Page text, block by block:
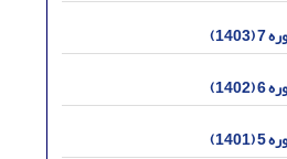
(1403)
(1402)
(1401)